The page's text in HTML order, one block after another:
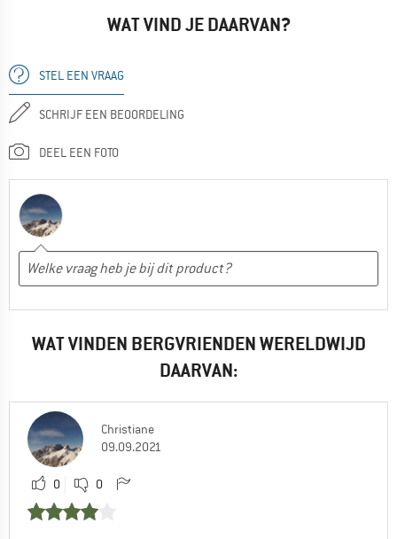
WAT VIND JE DAARVAN?
STEL EEN VRAAG
SCHRIJF EEN BEOORDELING
DEEL EEN FOTO
WAT VINDEN BERGVRIENDEN WERELDWIJD
DAARVAN:
Christiane
09.09.2021
0 0